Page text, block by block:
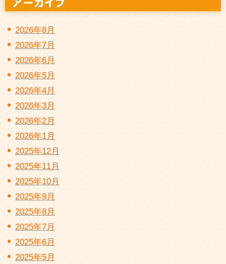
2026年8月
2026年7月
2026年6月
2026年5月
2026年4月
2026年3月
2026年2月
2026年1月
2025年12月
2025年11月
2025年10月
2025年9月
2025年8月
2025年7月
2025年6月
2025年5月